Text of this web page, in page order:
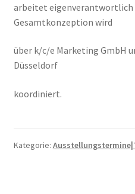
arbeitet eigenverantwortlich
Gesamtkonzeption wird
über k/c/e Marketing GmbH
Düsseldorf
koordiniert.
Kategorie: